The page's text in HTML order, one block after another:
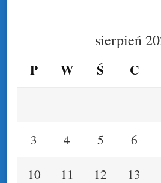
sierpień
P W Ś C
3
4 5 6
10
11 12 13